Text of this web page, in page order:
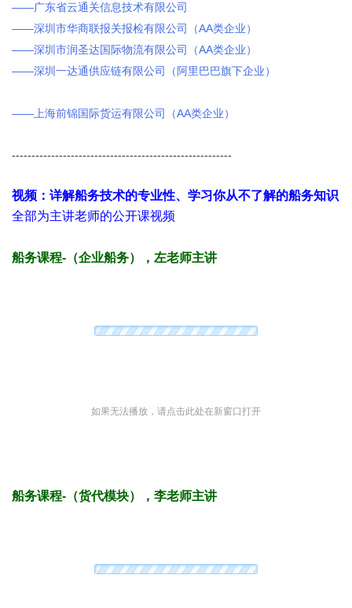
——广东省云通关信息技术有限公司
——深圳市华商联报关报检有限公司（AA类企业）
——深圳市润圣达国际物流有限公司（AA类企业）
——深圳一达通供应链有限公司（阿里巴巴旗下企业）
——上海前锦国际货运有限公司（AA类企业）
--------------------------------------------------------
视频：详解船务技术的专业性、学习你从不了解的船务知识
全部为主讲老师的公开课视频
船务课程-（企业船务），左老师主讲
如果无法播放，请点击此处在新窗口打开
船务课程-（货代模块），李老师主讲